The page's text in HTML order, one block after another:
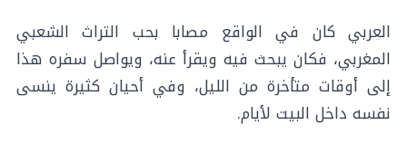
العربي كان في الواقع مصابا بحب التراث الشعبي
المغربي، فكان يبحث فيه ويقرأ عنه، ويواصل سفره هذا
إلى أوقات متأخرة من الليل، وفي أحيان كثيرة ينسى
نفسه داخل البيت لأيام.